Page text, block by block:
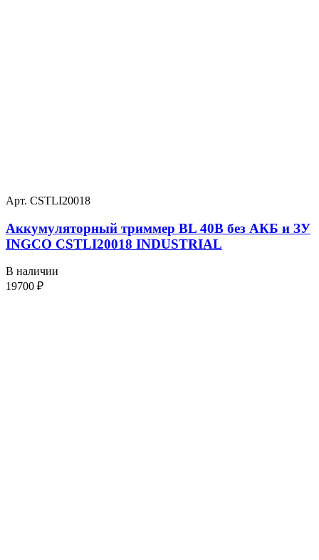
Арт. CSTLI20018
Аккумуляторный триммер BL 40В без АКБ и ЗУ
INGCO CSTLI20018 INDUSTRIAL
В наличии
19700 ₽